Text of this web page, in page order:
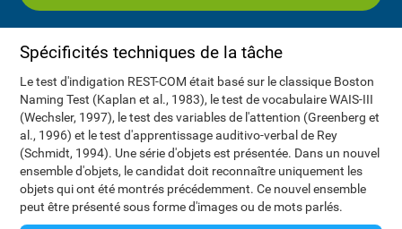
Spécificités techniques de la tâche
Le test d'indigation REST-COM était basé sur le classique Boston
Naming Test (Kaplan et al., 1983), le test de vocabulaire WAIS-III
(Wechsler, 1997), le test des variables de l'attention (Greenberg et
al., 1996) et le test d'apprentissage auditivo-verbal de Rey
(Schmidt, 1994). Une série d'objets est présentée. Dans un nouvel
ensemble d'objets, le candidat doit reconnaître uniquement les
objets qui ont été montrés précédemment. Ce nouvel ensemble
peut être présenté sous forme d'images ou de mots parlés.